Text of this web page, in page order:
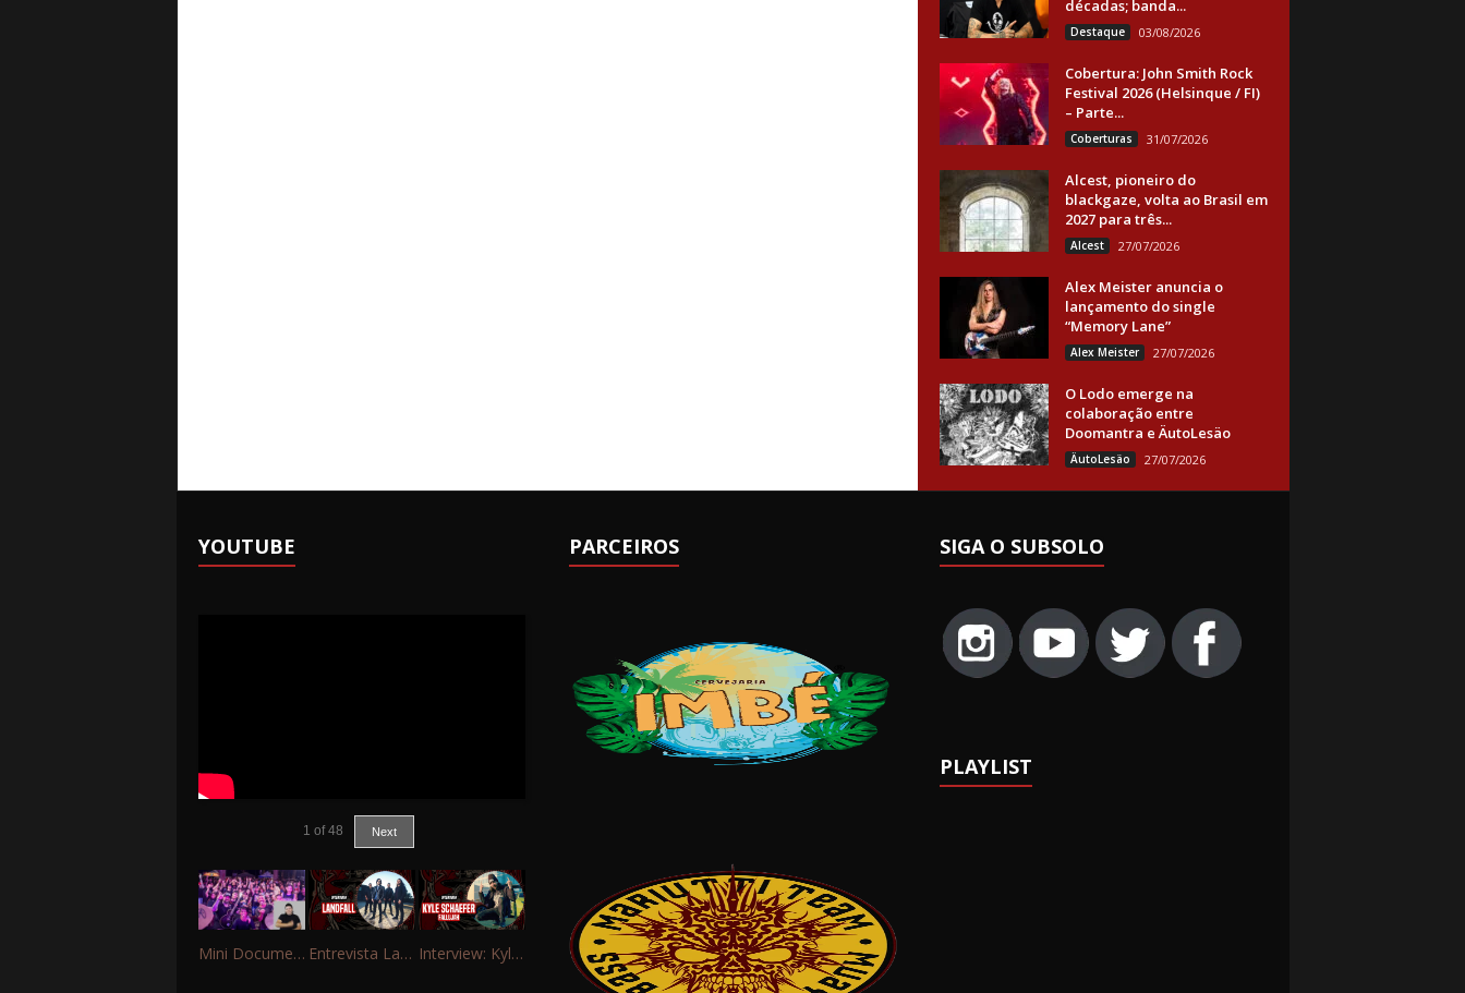
décadas; banda...
Destaque 03/08/2026
Cobertura: John Smith Rock
Festival 2026 (Helsinque / FI)
– Parte...
Coberturas 31/07/2026
Alcest, pioneiro do
blackgaze, volta ao Brasil em
2027 para três...
Alcest 27/07/2026
Alex Meister anuncia o
lançamento do single
“Memory Lane”
Alex Meister 27/07/2026
O Lodo emerge na
colaboração entre
Doomantra e ÄutoLesäo
ÄutoLesäo 27/07/2026
YOUTUBE
1 of 48 Next
Mini Documentário – 10 Anos de Portinho Rock Entrevista Landfall Interview: Kyle Schaefer (Fallujah)
PARCEIROS SIGA O SUBSOLO
PLAYLIST